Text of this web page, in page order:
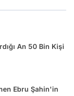
An 50 Bin Kişi
Ebru Şahin'in